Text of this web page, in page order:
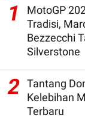
1
MotoGP
Tradisi,
Bezzecchi
Silverstone
2 Tantang
Kelebihan
Terbaru